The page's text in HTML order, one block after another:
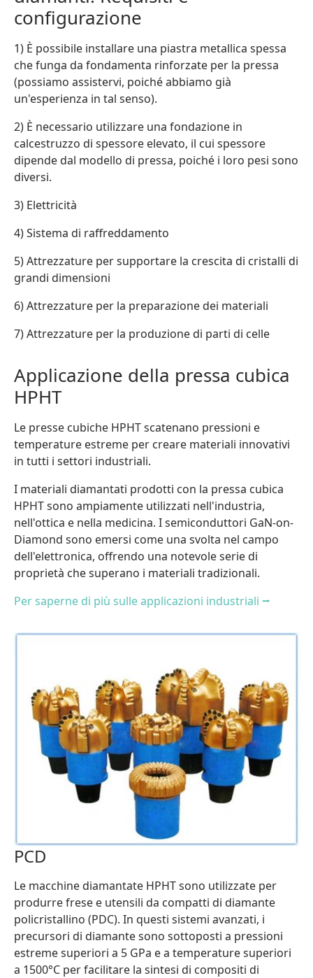
configurazione
1) È possibile installare una piastra metallica spessa
che funga da fondamenta rinforzate per la pressa
(possiamo assistervi, poiché abbiamo già
un'esperienza in tal senso).
2) È necessario utilizzare una fondazione in
calcestruzzo di spessore elevato, il cui spessore
dipende dal modello di pressa, poiché i loro pesi sono
diversi.
3) Elettricità
4) Sistema di raffreddamento
5) Attrezzature per supportare la crescita di cristalli di
grandi dimensioni
6) Attrezzature per la preparazione dei materiali
7) Attrezzature per la produzione di parti di celle
Applicazione della pressa cubica
HPHT
Le presse cubiche HPHT scatenano pressioni e
temperature estreme per creare materiali innovativi
in tutti i settori industriali.
I materiali diamantati prodotti con la pressa cubica
HPHT sono ampiamente utilizzati nell'industria,
nell'ottica e nella medicina. I semiconduttori GaN-on-
Diamond sono emersi come una svolta nel campo
dell'elettronica, offrendo una notevole serie di
proprietà che superano i materiali tradizionali.
Per saperne di più sulle applicazioni industriali ⭢
PCD
Le macchine diamantate HPHT sono utilizzate per
produrre frese e utensili da compatti di diamante
policristallino (PDC). In questi sistemi avanzati, i
precursori di diamante sono sottoposti a pressioni
estreme superiori a 5 GPa e a temperature superiori
a 1500°C per facilitare la sintesi di compositi di